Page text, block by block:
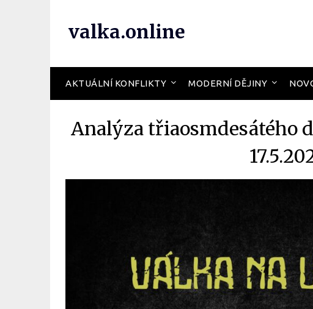
valka.online
AKTUÁLNÍ KONFLIKTY MODERNÍ DĚJINY
Analýza třiaosmdesátého